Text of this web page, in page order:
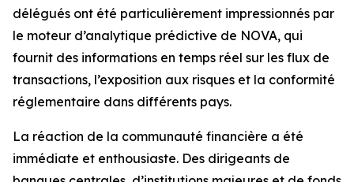
délégués ont été particulièrement impressionnés par
le moteur d’analytique prédictive de NOVA, qui
fournit des informations en temps réel sur les flux de
transactions, l’exposition aux risques et la conformité
réglementaire dans différents pays.
La réaction de la communauté financière a été
immédiate et enthousiaste. Des dirigeants de